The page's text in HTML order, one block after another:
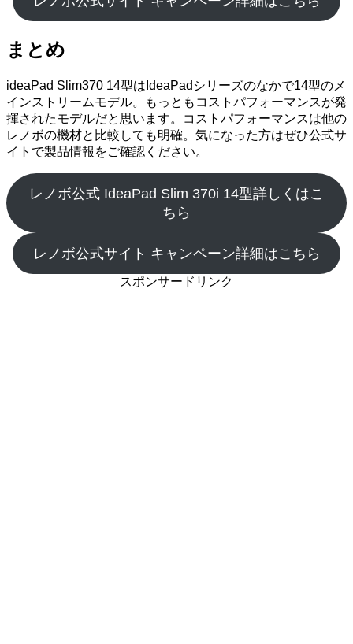
まとめ
ideaPad Slim370 14型はIdeaPadシリーズのなかで14型のメ
インストリームモデル。もっともコストパフォーマンスが発
揮されたモデルだと思います。コストパフォーマンスは他の
レノボの機材と比較しても明確。気になった方はぜひ公式サ
イトで製品情報をご確認ください。
レノボ公式 IdeaPad Slim 370i 14型詳しくはこ
ちら
レノボ公式サイト キャンペーン詳細はこちら
スポンサードリンク